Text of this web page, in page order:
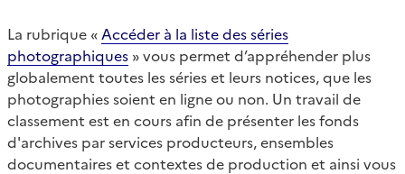
La rubrique « Accéder à la liste des séries
photographiques » vous permet d’appréhender plus
globalement toutes les séries et leurs notices, que les
photographies soient en ligne ou non. Un travail de
classement est en cours afin de présenter les fonds
d'archives par services producteurs, ensembles
documentaires et contextes de production et ainsi vous